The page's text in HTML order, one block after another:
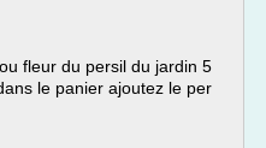
fleur du persil du jardin 5
le panier ajoutez le per